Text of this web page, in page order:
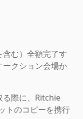
む）全額完了す
ークション会場か
る際に、Ritchie
トのコピーを携行